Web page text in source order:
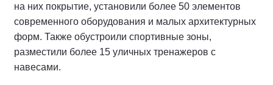
на них покрытие, установили более 50 элементов
современного оборудования и малых архитектурных
форм. Также обустроили спортивные зоны,
разместили более 15 уличных тренажеров с
навесами.